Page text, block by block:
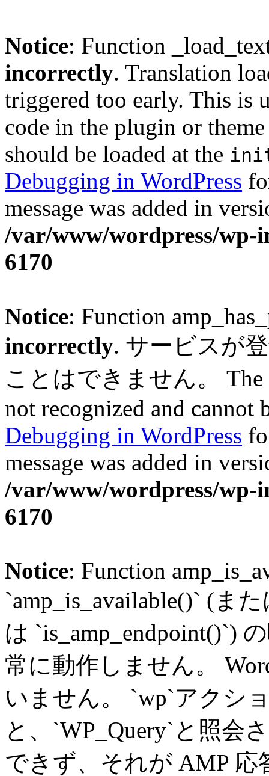
Notice: Function
incorrectly. Translation
triggered too early. This is
code in the plugin or
should be loaded at the
Debugging in WordPress
message was added in
/var/www/wordpress/wp-
6170
Notice: Function
incorrectly. サービスが
ことはできません。 The
not recognized and cannot
Debugging in WordPress
message was added in
/var/www/wordpress/wp-
6170
Notice: Function
`amp_is_available()` (ま
は `is_amp_endpoint()`)
常に動作しません。
いません。 `wp`アクシ
と、`WP_Query`と照会
できず、それが AMP